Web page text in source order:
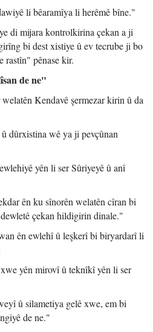
li bêaramîya li herêmê bîne."
di mijara kontrolkirina çekan a ji
bi dest xistiye û ev tecrube ji bo
rastîn" pênase kir.
de ne"
Kendavê şermezar kirin û da
dûrxistina wê ya ji pevçûnan
yên li ser Sûriyeyê û anî
ên ku sînorên welatên cîran bi
çekan hildigirin dinale."
ên ewlehî û leşkerî bi biryardarî li
yên mirovî û teknîkî yên li ser
û silametiya gelê xwe, em bi
de ne."